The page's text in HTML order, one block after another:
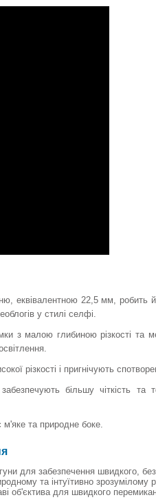
еквівалентною 22,5 мм, робить
у стилі селфі.
з малою глибиною різкості та
різкості і пригнічують
більшу чіткість та
м'яке та природне боке.
для забезпечення швидкого,
та інтуїтивно
об'єктива для швидкого